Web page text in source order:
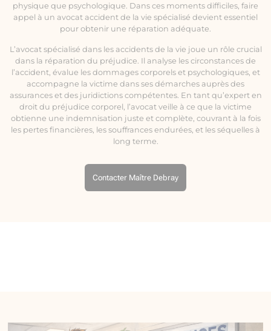
physique que psychologique. Dans ces moments difficiles, faire
appel à un avocat accident de la vie spécialisé devient essentiel
pour obtenir une réparation adéquate.
L’avocat spécialisé dans les accidents de la vie joue un rôle crucial
dans la réparation du préjudice. Il analyse les circonstances de
l’accident, évalue les dommages corporels et psychologiques, et
accompagne la victime dans ses démarches auprès des
assurances et des juridictions compétentes. En tant qu’expert en
droit du préjudice corporel, l’avocat veille à ce que la victime
obtienne une indemnisation juste et complète, couvrant à la fois
les pertes financières, les souffrances endurées, et les séquelles à
long terme.
Contacter Maître Debray